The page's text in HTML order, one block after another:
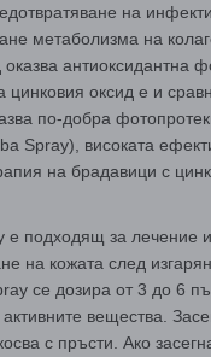
на
метаболизма на
антиоксидантна
цинковия оксид е и
по-добра
Spray), високата
на брадавици с
e подходящ за лечение
на кожата след
се дозира от 3 до 6
вещества.
с пръсти. Ако